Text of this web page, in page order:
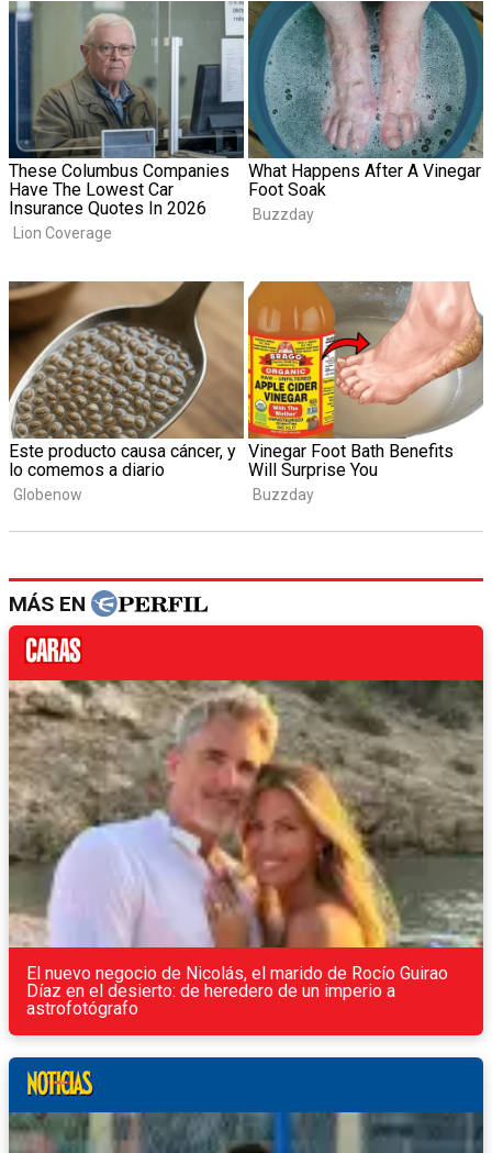
MÁS EN
El nuevo negocio de Nicolás, el marido de Rocío Guirao
Díaz en el desierto: de heredero de un imperio a
astrofotógrafo